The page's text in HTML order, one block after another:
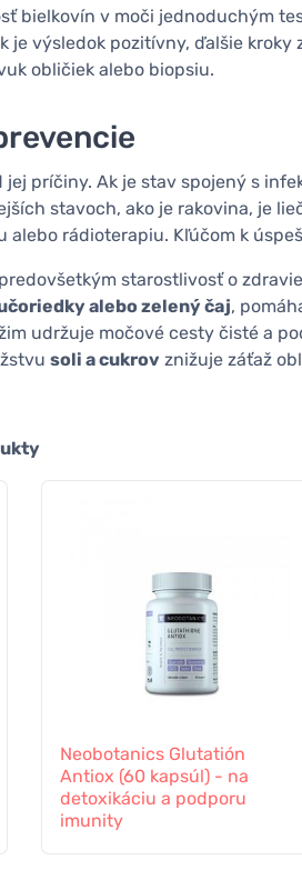
bielkovín v moči jednoduchým
je výsledok pozitívny, ďalšie
obličiek alebo biopsiu.
príčiny. Ak je stav spojený s
stavoch, ako je rakovina, je
rádioterapiu. Kľúčom k
starostlivosť o
alebo zelený čaj,
udržuje močové cesty čisté a
soli a cukrov znižuje záťaž
Neobotanics Glutatión
Antiox (60 kapsúl) - na
detoxikáciu a podporu
imunity